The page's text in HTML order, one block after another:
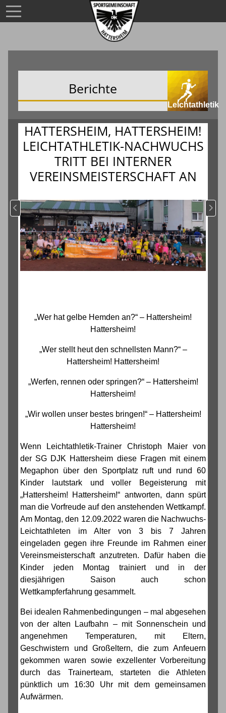
Berichte
Leichtathletik
HATTERSHEIM, HATTERSHEIM!
LEICHTATHLETIK-NACHWUCHS
TRITT BEI INTERNER
VEREINSMEISTERSCHAFT AN
Vorheriger Beitrag: Vereinsrekord und Staffelsieg in Karlbach
„Wer hat gelbe Hemden an?“ – Hattersheim!
Hattersheim!
„Wer stellt heut den schnellsten Mann?“ –
Hattersheim! Hattersheim!
„Werfen, rennen oder springen?“ – Hattersheim!
Hattersheim!
„Wir wollen unser bestes bringen!“ – Hattersheim!
Hattersheim!
Wenn Leichtathletik-Trainer Christoph Maier von
der SG DJK Hattersheim diese Fragen mit einem
Megaphon über den Sportplatz ruft und rund 60
Kinder lautstark und voller Begeisterung mit
„Hattersheim! Hattersheim!“ antworten, dann spürt
man die Vorfreude auf den anstehenden Wettkampf.
Am Montag, den 12.09.2022 waren die Nachwuchs-
Leichtathleten im Alter von 3 bis 7 Jahren
eingeladen gegen ihre Freunde im Rahmen einer
Vereinsmeisterschaft anzutreten. Dafür haben die
Kinder jeden Montag trainiert und in der
diesjährigen Saison auch schon
Wettkampferfahrung gesammelt.
Bei idealen Rahmenbedingungen – mal abgesehen
von der alten Laufbahn – mit Sonnenschein und
angenehmen Temperaturen, mit Eltern,
Geschwistern und Großeltern, die zum Anfeuern
gekommen waren sowie exzellenter Vorbereitung
durch das Trainerteam, starteten die Athleten
pünktlich um 16:30 Uhr mit dem gemeinsamen
Aufwärmen.